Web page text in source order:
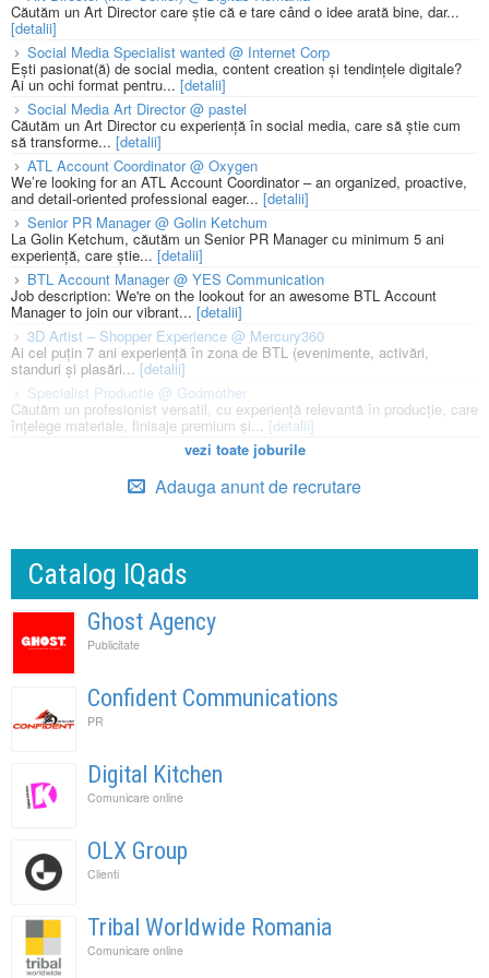
Căutăm un Art Director care știe că e tare când o idee arată bine, dar...
[detalii]
Social Media Specialist wanted @ Internet Corp
Ești pasionat(ă) de social media, content creation și tendințele digitale?
Ai un ochi format pentru... [detalii]
Social Media Art Director @ pastel
Căutăm un Art Director cu experiență în social media, care să știe cum
să transforme... [detalii]
ATL Account Coordinator @ Oxygen
We’re looking for an ATL Account Coordinator – an organized, proactive,
and detail-oriented professional eager... [detalii]
Senior PR Manager @ Golin Ketchum
La Golin Ketchum, căutăm un Senior PR Manager cu minimum 5 ani
experiență, care știe... [detalii]
BTL Account Manager @ YES Communication
Job description: We're on the lookout for an awesome BTL Account
Manager to join our vibrant... [detalii]
3D Artist – Shopper Experience @ Mercury360
Ai cel puțin 7 ani experiență în zona de BTL (evenimente, activări,
standuri și plasări... [detalii]
Specialist Productie @ Godmother
Căutăm un profesionist versatil, cu experiență relevantă în producție, care
înțelege materiale, finisaje premium și... [detalii]
vezi toate joburile
Adauga anunt de recrutare
Catalog IQads
Ghost Agency
Publicitate
Confident Communications
PR
Digital Kitchen
Comunicare online
OLX Group
Clienti
Tribal Worldwide Romania
Comunicare online